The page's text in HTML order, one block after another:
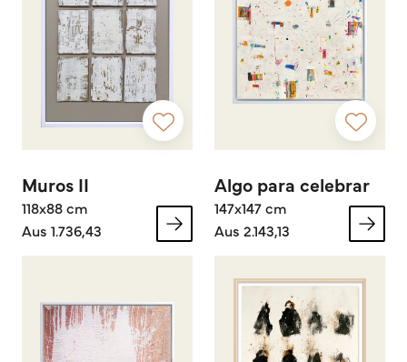
Muros II
118x88 cm
Aus 1.736,43
Algo para celebrar
147x147 cm
Aus 2.143,13